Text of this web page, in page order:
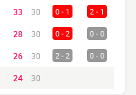
33 30 0 - 1 2 - 1
28 30 0 - 2 0 - 0
26 30 2 - 2 0 - 0
24 30